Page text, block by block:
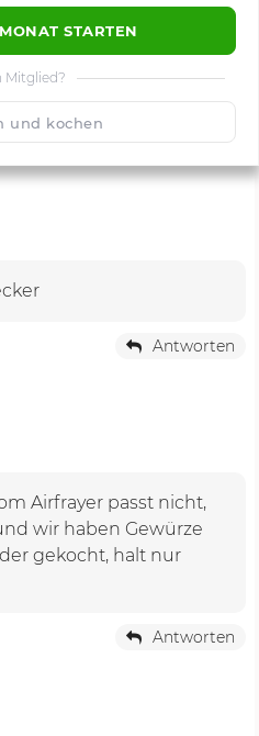
STARTEN
Mitglied?
und kochen
Speichern
Antworten
Airfrayer passt nicht,
wir haben Gewürze
gekocht, halt nur
Antworten